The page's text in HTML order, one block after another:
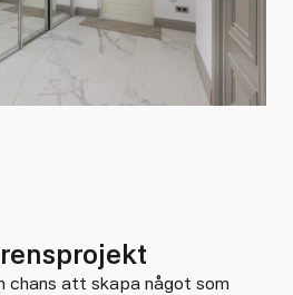
chans att skapa något som